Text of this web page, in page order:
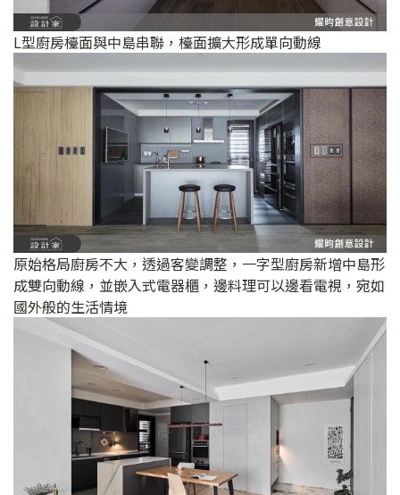
L型廚房檯面與中島串聯，檯面擴大形成單向動線
原始格局廚房不大，透過客變調整，一字型廚房新增中島形
成雙向動線，並嵌入式電器櫃，邊料理可以邊看電視，宛如
國外般的生活情境